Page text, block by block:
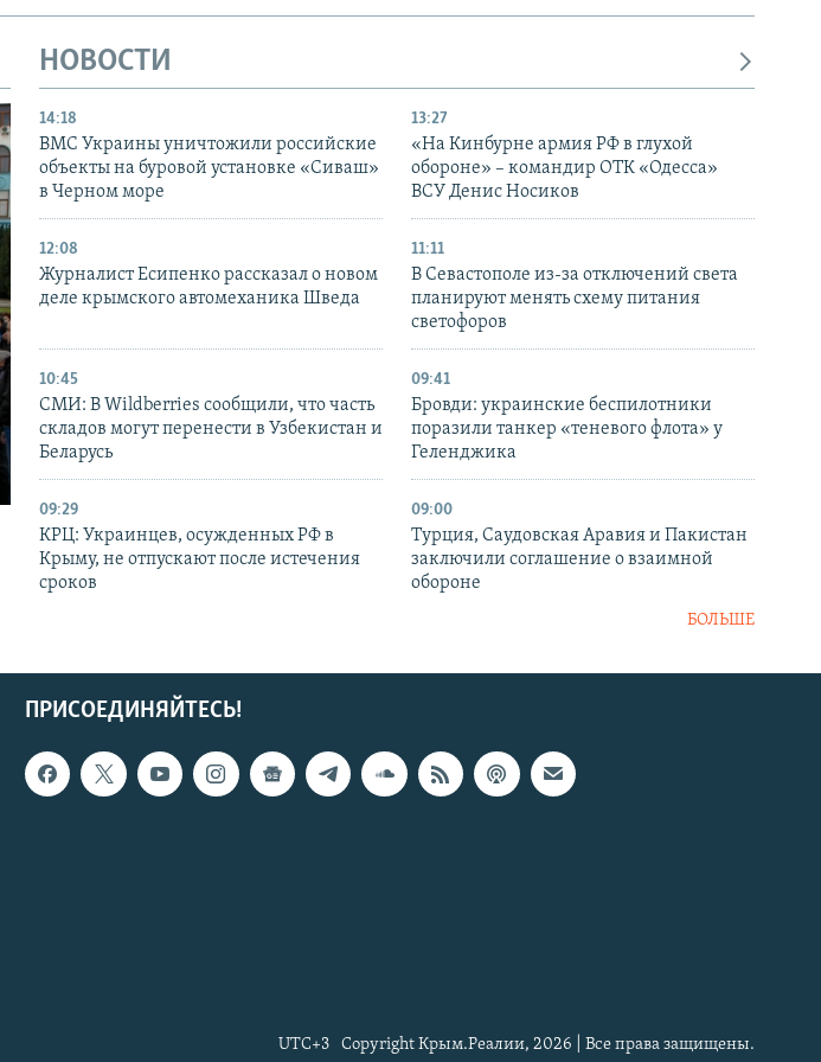
НОВОСТИ
14:18
ВМС Украины уничтожили российские
объекты на буровой установке «Сиваш»
в Черном море
13:27
«На Кинбурне армия РФ в глухой
обороне» – командир ОТК «Одесса»
ВСУ Денис Носиков
12:08
Журналист Есипенко рассказал о новом
деле крымского автомеханика Шведа
11:11
В Севастополе из-за отключений света
планируют менять схему питания
светофоров
10:45
СМИ: В Wildberries сообщили, что часть
складов могут перенести в Узбекистан и
Беларусь
09:41
Бровди: украинские беспилотники
поразили танкер «теневого флота» у
Геленджика
09:29
КРЦ: Украинцев, осужденных РФ в
Крыму, не отпускают после истечения
сроков
09:00
Турция, Саудовская Аравия и Пакистан
заключили соглашение о взаимной
обороне
БОЛЬШЕ
ПРИСОЕДИНЯЙТЕСЬ!
Copyright Крым.Реалии, 2026 | Все права защищены.
UTC+3